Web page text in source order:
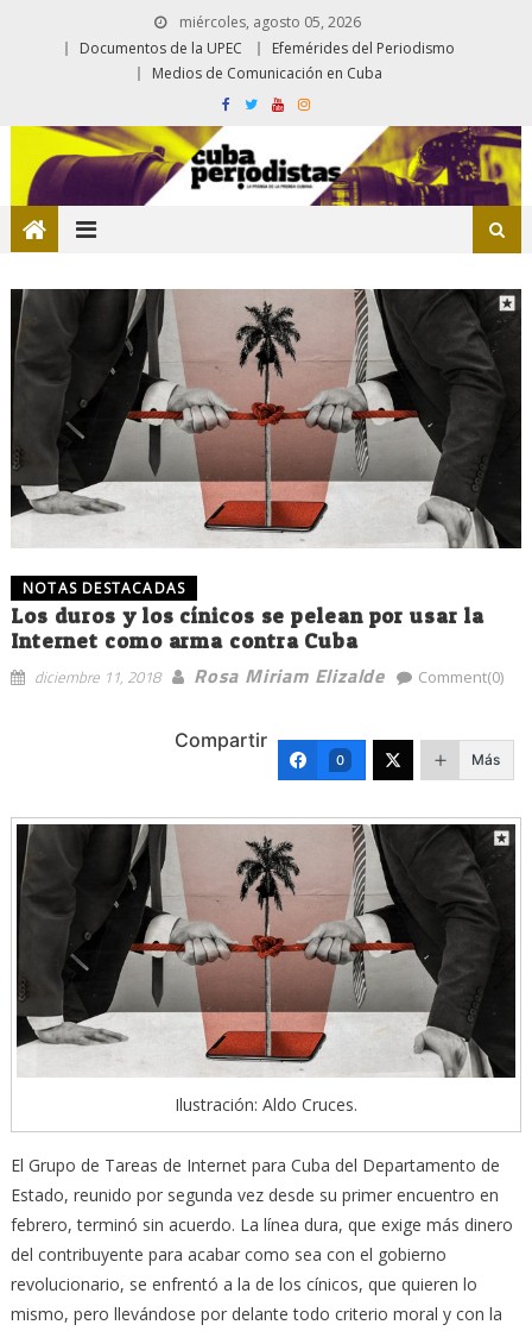
miércoles, agosto 05, 2026
Documentos de la UPEC
Efemérides del Periodismo
Medios de Comunicación en Cuba
NOTAS DESTACADAS
Los duros y los cínicos se pelean por usar la
Internet como arma contra Cuba
diciembre 11, 2018 Rosa Miriam Elizalde Comment(0)
Compartir
0 Más
Ilustración: Aldo Cruces.
El Grupo de Tareas de Internet para Cuba del Departamento de
Estado, reunido por segunda vez desde su primer encuentro en
febrero, terminó sin acuerdo. La línea dura, que exige más dinero
del contribuyente para acabar como sea con el gobierno
revolucionario, se enfrentó a la de los cínicos, que quieren lo
mismo, pero llevándose por delante todo criterio moral y con la